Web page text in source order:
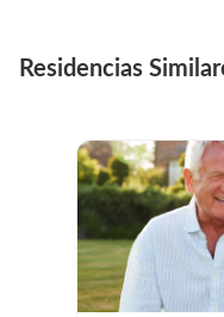
Residencias